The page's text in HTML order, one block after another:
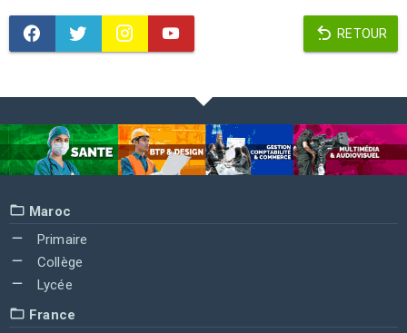
RETOUR
Maroc
Primaire
Collège
Lycée
France